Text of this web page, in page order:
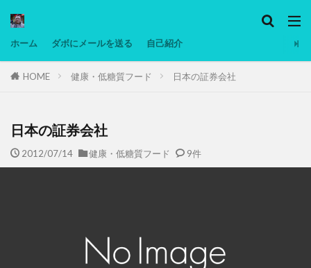
ホーム ダボにメールを送る 自己紹介
HOME 健康・低糖質フード 日本の証券会社
日本の証券会社
2012/07/14 健康・低糖質フード 9件
タグ
マレーシア動画
備忘録
動画 日本人村社会 脱水シート